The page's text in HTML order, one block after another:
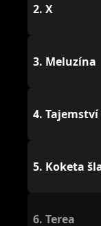
2. X
3. Meluzína
4.
5. Koketa
6. Terea